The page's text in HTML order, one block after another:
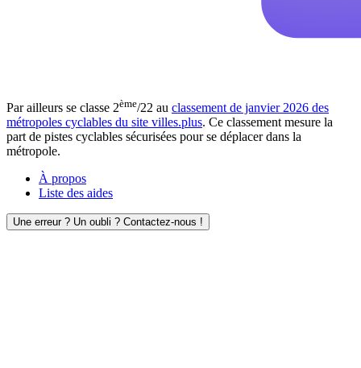
Par ailleurs se classe 2ème/22 au classement de janvier 2026 des
métropoles cyclables du site villes.plus. Ce classement mesure la
part de pistes cyclables sécurisées pour se déplacer dans la
métropole.
À propos
Liste des aides
Une erreur ? Un oubli ? Contactez-nous !